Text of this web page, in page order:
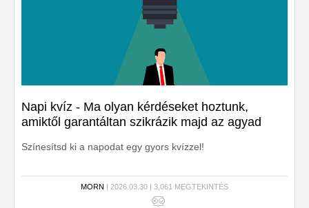
Napi kvíz - Ma olyan kérdéseket hoztunk,
amiktől garantáltan szikrázik majd az agyad
Színesítsd ki a napodat egy gyors kvízzel!
MORN | 2026.03.30 | 3,061 MEGTEKINTÉS